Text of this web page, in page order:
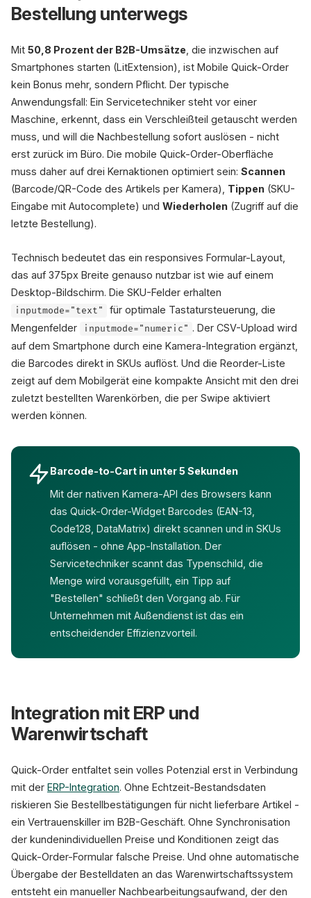
Bestellung unterwegs
Mit 50,8 Prozent der B2B-Umsätze , die inzwischen auf
Smartphones starten (LitExtension), ist Mobile Quick-Order
kein Bonus mehr, sondern Pflicht. Der typische
Anwendungsfall: Ein Servicetechniker steht vor einer
Maschine, erkennt, dass ein Verschleißteil getauscht werden
muss, und will die Nachbestellung sofort auslösen - nicht
erst zurück im Büro. Die mobile Quick-Order-Oberfläche
muss daher auf drei Kernaktionen optimiert sein: Scannen
(Barcode/QR-Code des Artikels per Kamera), Tippen (SKU-
Eingabe mit Autocomplete) und Wiederholen (Zugriff auf die
letzte Bestellung).
Technisch bedeutet das ein responsives Formular-Layout,
das auf 375px Breite genauso nutzbar ist wie auf einem
Desktop-Bildschirm. Die SKU-Felder erhalten
inputmode="text"
für optimale Tastatursteuerung, die
Mengenfelder
inputmode="numeric" . Der CSV-Upload wird
auf dem Smartphone durch eine Kamera-Integration ergänzt,
die Barcodes direkt in SKUs auflöst. Und die Reorder-Liste
zeigt auf dem Mobilgerät eine kompakte Ansicht mit den drei
zuletzt bestellten Warenkörben, die per Swipe aktiviert
werden können.
Barcode-to-Cart in unter 5 Sekunden
Mit der nativen Kamera-API des Browsers kann
das Quick-Order-Widget Barcodes (EAN-13,
Code128, DataMatrix) direkt scannen und in SKUs
auflösen - ohne App-Installation. Der
Servicetechniker scannt das Typenschild, die
Menge wird vorausgefüllt, ein Tipp auf
"Bestellen" schließt den Vorgang ab. Für
Unternehmen mit Außendienst ist das ein
entscheidender Effizienzvorteil.
Integration mit ERP und
Warenwirtschaft
Quick-Order entfaltet sein volles Potenzial erst in Verbindung
mit der ERP-Integration. Ohne Echtzeit-Bestandsdaten
riskieren Sie Bestellbestätigungen für nicht lieferbare Artikel -
ein Vertrauenskiller im B2B-Geschäft. Ohne Synchronisation
der kundenindividuellen Preise und Konditionen zeigt das
Quick-Order-Formular falsche Preise. Und ohne automatische
Übergabe der Bestelldaten an das Warenwirtschaftssystem
entsteht ein manueller Nachbearbeitungsaufwand, der den